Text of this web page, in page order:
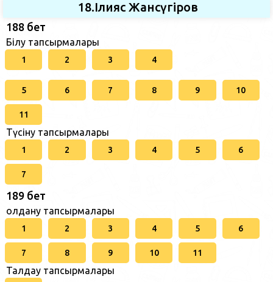
18.Ілияс Жансүгіров
188 бет
Білу тапсырмалары
1 2 3 4
5 6 7 8 9 10
11
Түсіну тапсырмалары
1 2 3 4 5 6
7
189 бет
Қолдану тапсырмалары
1 2 3 4 5 6
7 8 9 10 11
Талдау тапсырмалары